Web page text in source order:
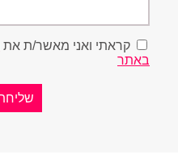
קראתי ואני מאשר/ת את
באתר